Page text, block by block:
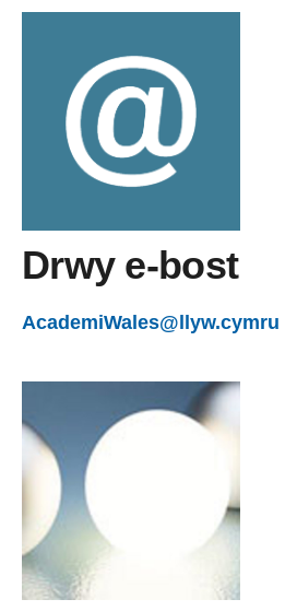
Drwy e-bost
AcademiWales@llyw.cymru